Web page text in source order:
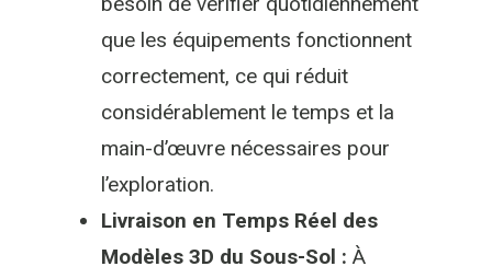
que les équipements fonctionnent
correctement, ce qui réduit
considérablement le temps et la
main-d’œuvre nécessaires pour
l’exploration.
Livraison en Temps Réel des
Modèles 3D du Sous-Sol :À